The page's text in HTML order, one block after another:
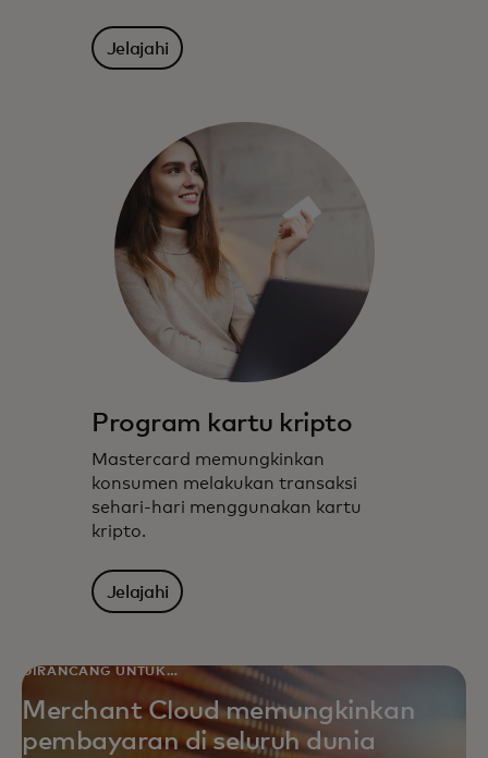
Jelajahi
Program kartu kripto
Mastercard memungkinkan
konsumen melakukan transaksi
sehari-hari menggunakan kartu
kripto.
Jelajahi
DIRANCANG UNTUK
JANGKAUAN GLOBAL
Merchant Cloud memungkinkan
pembayaran di seluruh dunia